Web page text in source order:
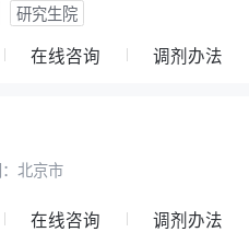
研究生院
在线咨询 调剂办法
北京市
在线咨询 调剂办法